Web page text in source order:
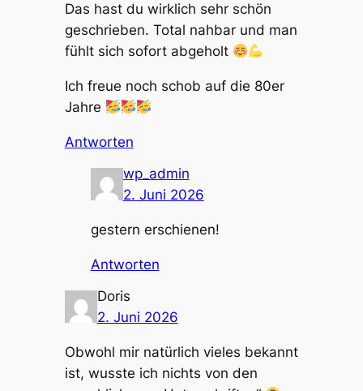
Das hast du wirklich sehr schön
geschrieben. Total nahbar und man
fühlt sich sofort abgeholt
Ich freue noch schob auf die 80er
Jahre
Antworten
wp_admin
2. Juni 2026
gestern erschienen!
Antworten
Doris
2. Juni 2026
Obwohl mir natürlich vieles bekannt
ist, wusste ich nichts von den